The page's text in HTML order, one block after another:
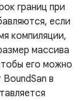
границ при
если
компиляции,
массива
его можно
в